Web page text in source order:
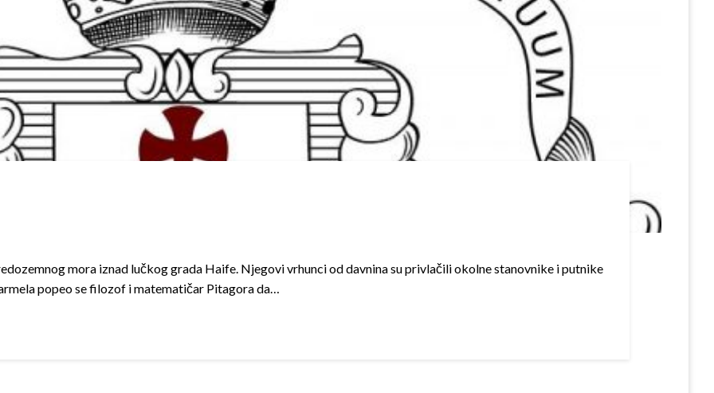
mora iznad lučkog grada Haife. Njegovi vrhunci od davnina su privlačili okolne stanovnike i putnike
popeo se filozof i matematičar Pitagora da…